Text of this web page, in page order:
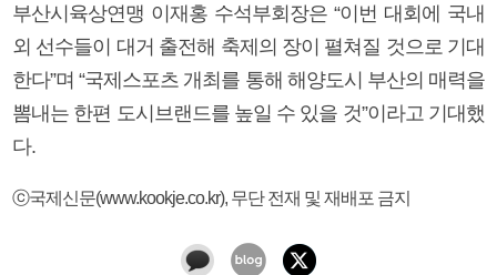
부산시육상연맹 이재홍 수석부회장은 “이번 대회에 국내
외 선수들이 대거 출전해 축제의 장이 펼쳐질 것으로 기대
한다”며 “국제스포츠 개최를 통해 해양도시 부산의 매력을
뽐내는 한편 도시브랜드를 높일 수 있을 것”이라고 기대했
다.
ⓒ국제신문(www.kookje.co.kr), 무단 전재 및 재배포 금지